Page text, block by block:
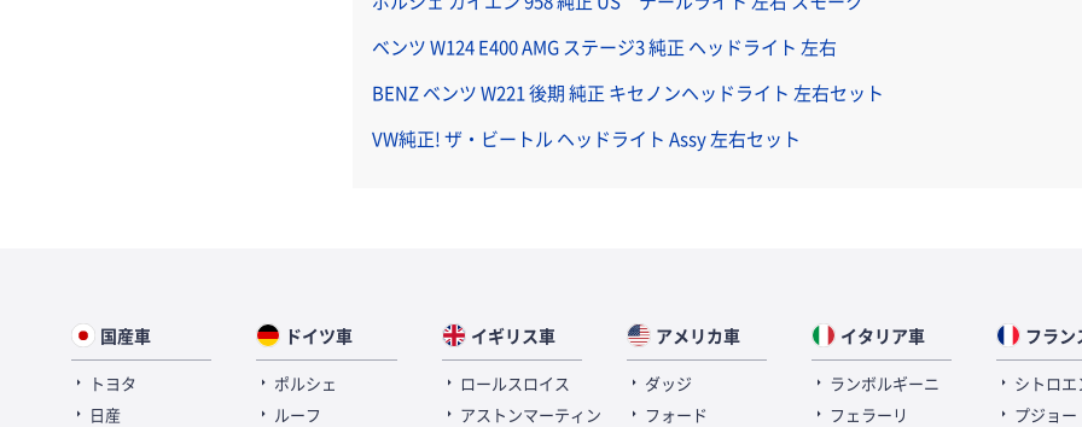
ベンツ W124 E400 AMG ステージ3 純正 ヘッドライト 左右
BENZ ベンツ W221 後期 純正 キセノンヘッドライト 左右セット
VW純正! ザ・ビートル ヘッドライト Assy 左右セット
国産車
トヨタ
日産
ドイツ車
ポルシェ
ルーフ
イギリス車
ロールスロイス
アストンマーティン
アメリカ車
ダッジ
フォード
イタリア車
ランボルギーニ
フェラーリ
フラン
シトロエ
プジョー